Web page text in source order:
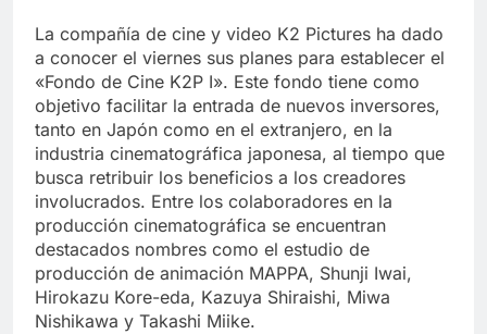
La compañía de cine y video K2 Pictures ha dado
a conocer el viernes sus planes para establecer el
«Fondo de Cine K2P I». Este fondo tiene como
objetivo facilitar la entrada de nuevos inversores,
tanto en Japón como en el extranjero, en la
industria cinematográfica japonesa, al tiempo que
busca retribuir los beneficios a los creadores
involucrados. Entre los colaboradores en la
producción cinematográfica se encuentran
destacados nombres como el estudio de
producción de animación MAPPA, Shunji Iwai,
Hirokazu Kore-eda, Kazuya Shiraishi, Miwa
Nishikawa y Takashi Miike.